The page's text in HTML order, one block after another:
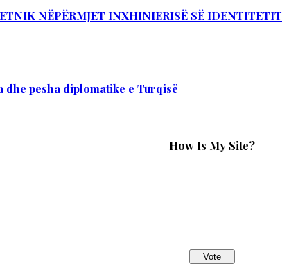
NËPËRMJET INXHINIERISË SË IDENTITETIT
pesha diplomatike e Turqisë
How Is My Site?